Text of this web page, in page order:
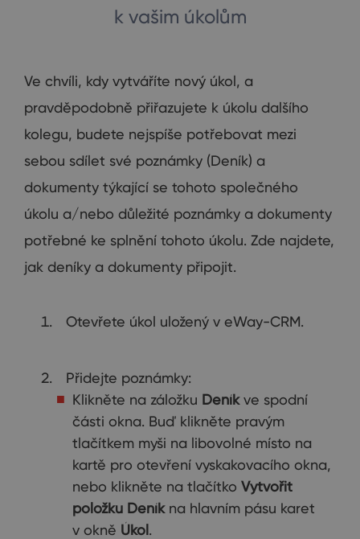
k vašim úkolům
Ve chvíli, kdy vytváříte nový úkol, a
pravděpodobně přiřazujete k úkolu dalšího
kolegu, budete nejspíše potřebovat mezi
sebou sdílet své poznámky (Deník) a
dokumenty týkající se tohoto společného
úkolu a/nebo důležité poznámky a dokumenty
potřebné ke splnění tohoto úkolu. Zde najdete,
jak deníky a dokumenty připojit.
Otevřete úkol uložený v eWay-CRM.
Přidejte poznámky:
Klikněte na záložku Deníkve spodní
části okna. Buď klikněte pravým
tlačítkem myši na libovolné místo na
kartě pro otevření vyskakovacího okna,
nebo klikněte na tlačítko Vytvořit
položku Deníkna hlavním pásu karet
v okně Úkol .